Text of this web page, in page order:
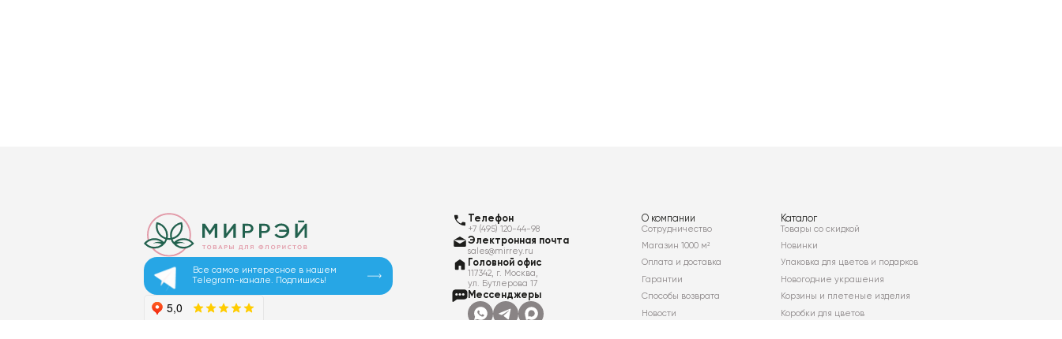
Все самое интересное в нашем
Telegram-канале. Подпишись!
Телефон
+7 (495) 120-44-98
Электронная почта
sales@mirrey.ru
Головной офис
117342, г. Москва,
ул. Бутлерова 17
Мессенджеры
О компании
Сотрудничество
Магазин 1000 м²
Оплата и доставка
Гарантии
Способы возврата
Новости
Каталог
Товары со скидкой
Новинки
Упаковка для цветов и подарков
Новогодние украшения
Корзины и плетеные изделия
Коробки для цветов